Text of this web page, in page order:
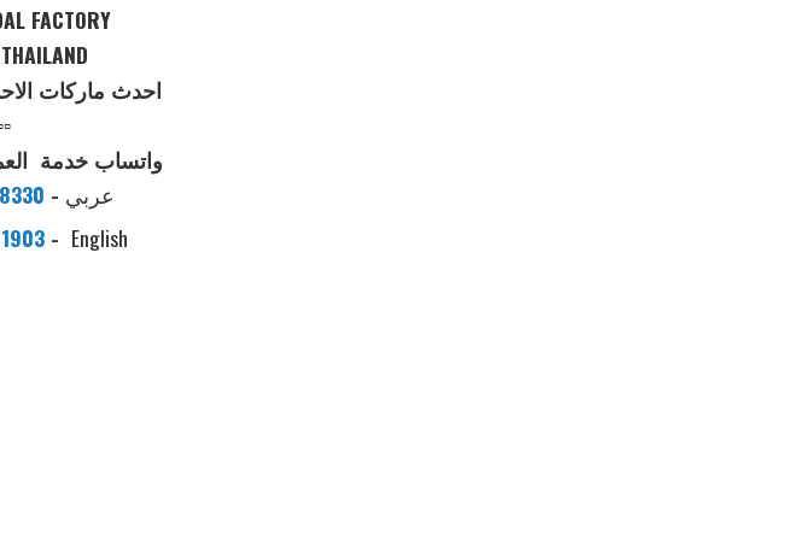
FACTORY
احدث ماركات
واتساب خدمة
- عربي
- English